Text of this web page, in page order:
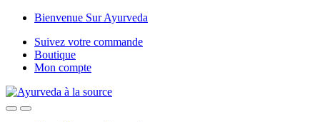
Skip
navigation
Skip
content
Bienvenue Sur Ayurveda
Suivez votre commande
Boutique
Mon compte
OpenClose